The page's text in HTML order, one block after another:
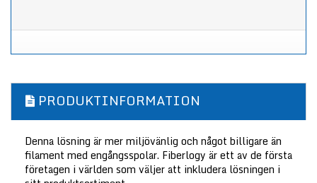
PRODUKTINFORMATION
Denna lösning är mer miljövänlig och något billigare än
filament med engångsspolar. Fiberlogy är ett av de första
företagen i världen som väljer att inkludera lösningen i